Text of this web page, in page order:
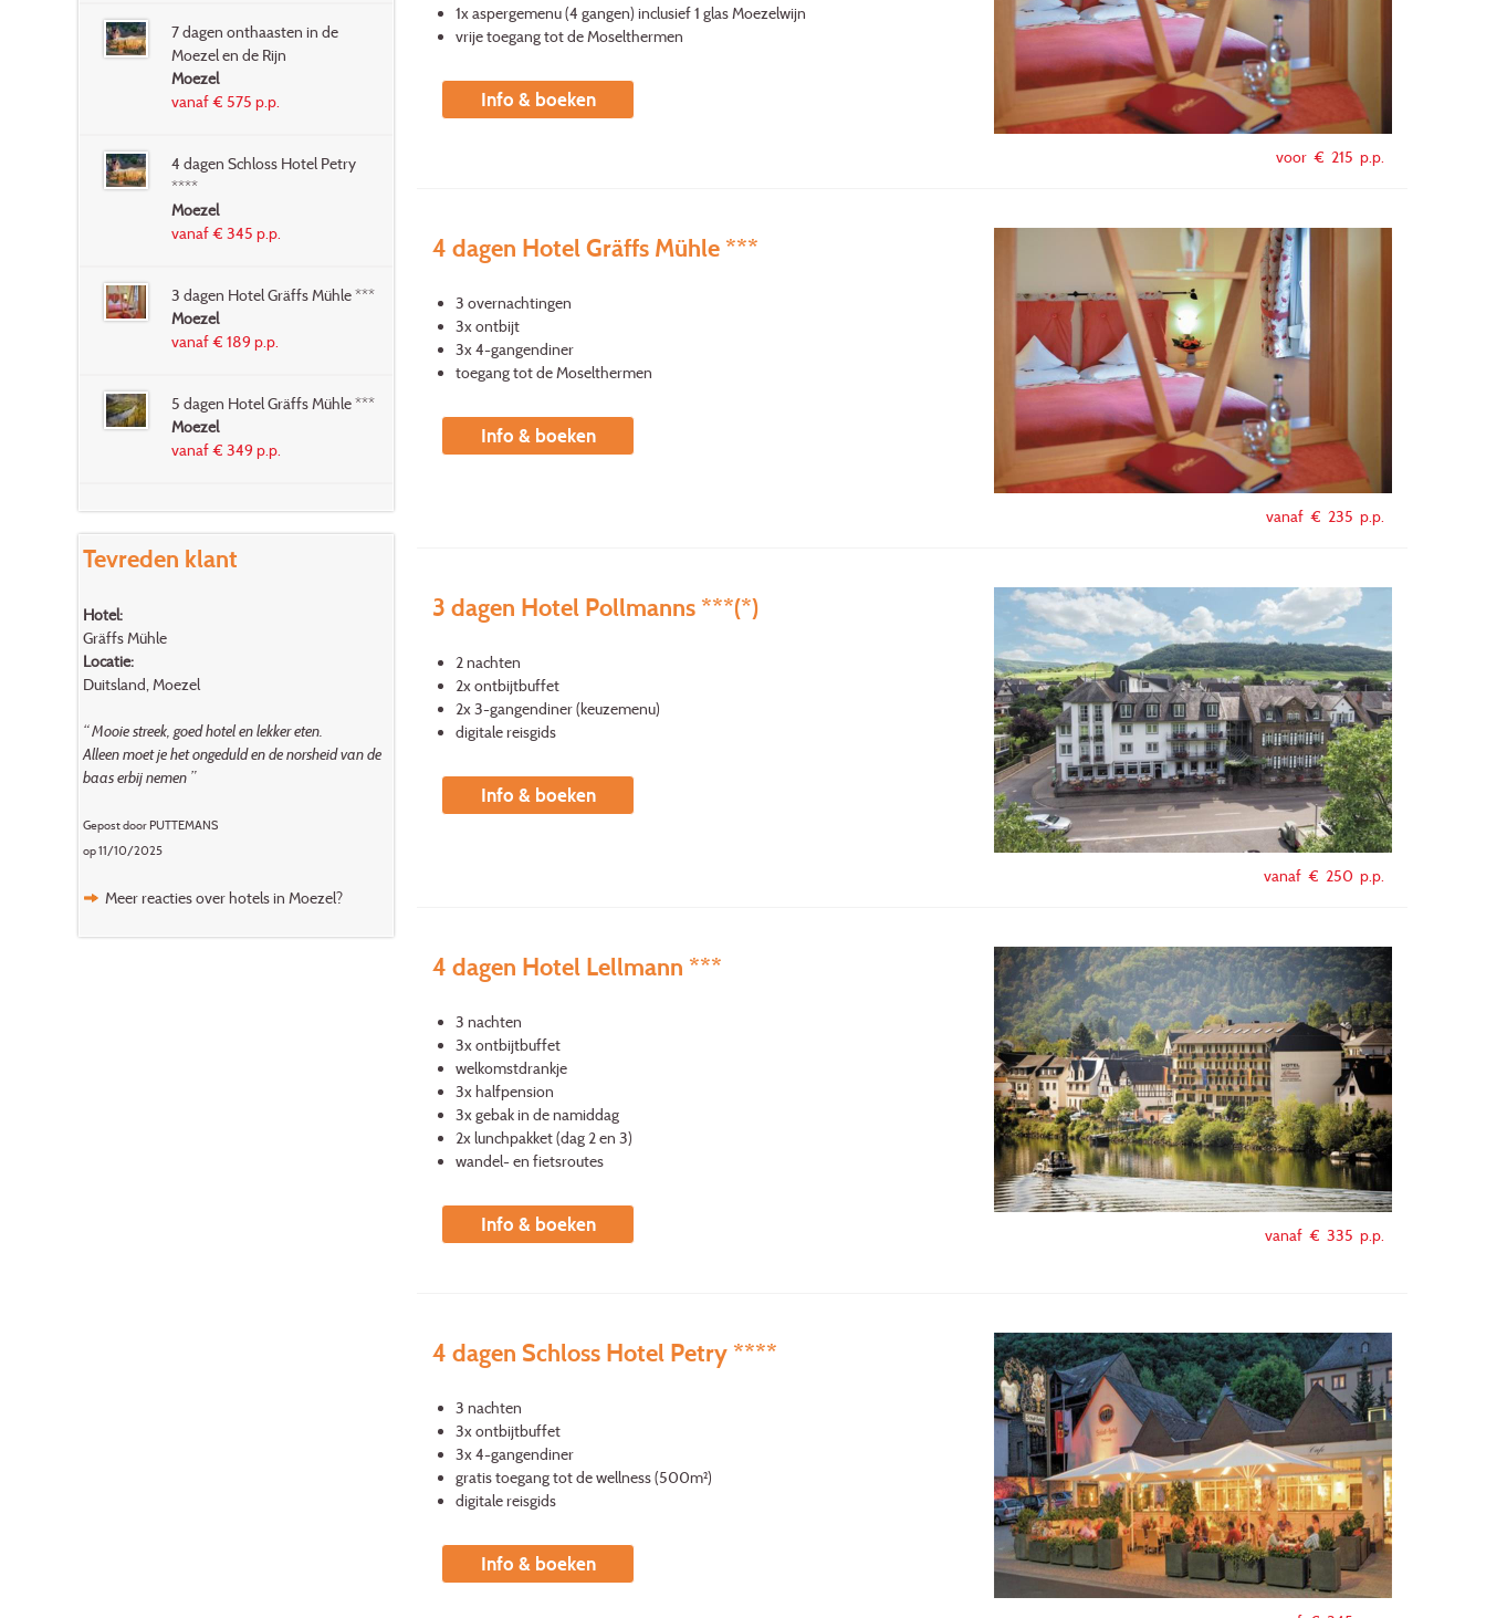
voor € 215 p.p.
1x aspergemenu (4 gangen) inclusief 1 glas Moezelwijn
vrije toegang tot de Moselthermen
Info & boeken
vanaf € 235 p.p.
4 dagen Hotel Gräffs Mühle ***
3 overnachtingen
3x ontbijt
3x 4-gangendiner
toegang tot de Moselthermen
Info & boeken
vanaf € 250 p.p.
3 dagen Hotel Pollmanns ***(*)
2 nachten
2x ontbijtbuffet
2x 3-gangendiner (keuzemenu)
digitale reisgids
Info & boeken
vanaf € 335 p.p.
4 dagen Hotel Lellmann ***
3 nachten
3x ontbijtbuffet
welkomstdrankje
3x halfpension
3x gebak in de namiddag
2x lunchpakket (dag 2 en 3)
wandel- en fietsroutes
Info & boeken
4 dagen Schloss Hotel Petry ****
3 nachten
3x ontbijtbuffet
3x 4-gangendiner
gratis toegang tot de wellness (500m²)
digitale reisgids
Info & boeken
7 dagen onthaasten in de
Moezel en de Rijn
Moezel
vanaf € 575 p.p.
4 dagen Schloss Hotel Petry
****
Moezel
vanaf € 345 p.p.
3 dagen Hotel Gräffs Mühle ***
Moezel
vanaf € 189 p.p.
5 dagen Hotel Gräffs Mühle ***
Moezel
vanaf € 349 p.p.
Tevreden klant
Hotel:
Gräffs Mühle
Locatie:
Duitsland, Moezel
“ Mooie streek, goed hotel en lekker eten.
Alleen moet je het ongeduld en de norsheid van de
baas erbij nemen ”
Gepost door PUTTEMANS
op 11/10/2025
Meer reacties over hotels in Moezel?